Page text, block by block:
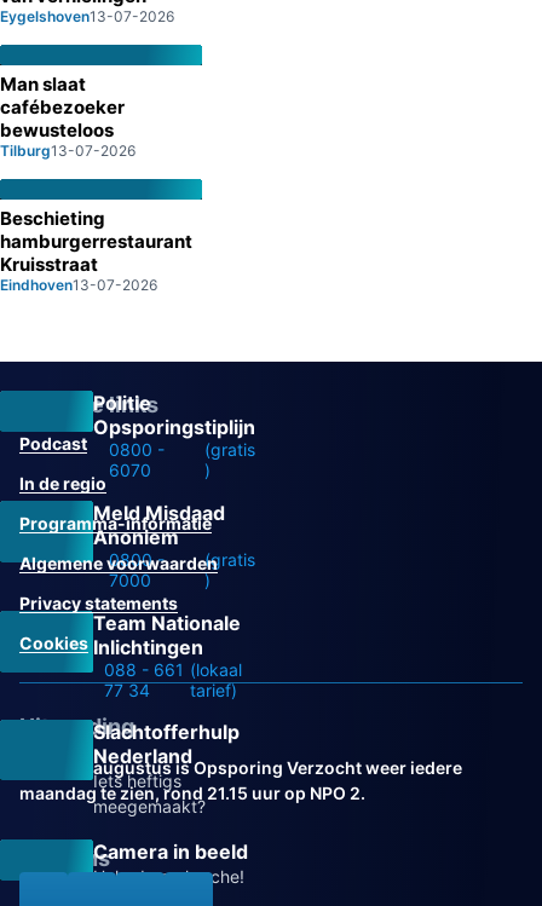
Eygelshoven13-07-2026
Man slaat
cafébezoeker
bewusteloos
Tilburg13-07-2026
Beschieting
hamburgerrestaurant
Kruisstraat
Eindhoven13-07-2026
Politie
Opsporingstiplijn
0800 -
6070
(gratis
)
Meld Misdaad
Anoniem
0800 -
7000
(gratis
)
Team Nationale
Inlichtingen
088 - 661
77 34
(lokaal
tarief)
Slachtofferhulp
Nederland
Iets heftigs
meegemaakt?
Camera in beeld
Help de recherche!
Overige links
Podcast
In de regio
Programma-informatie
Algemene voorwaarden
Privacy statements
Cookies
Uitzending
Vanaf 31 augustus is Opsporing Verzocht weer iedere
maandag te zien, rond 21.15 uur op NPO 2.
Volg ons